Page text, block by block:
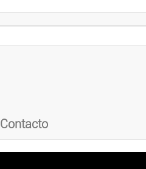
Contacto